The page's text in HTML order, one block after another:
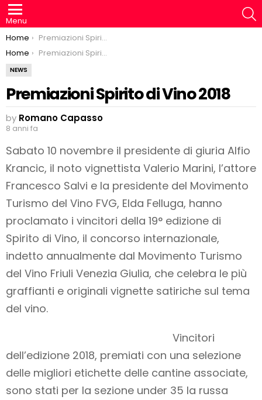
Menu
You are here:
Home
Premiazioni Spirito di Vino 2018
You are here:
Home Premiazioni Spirito di Vino 2018
NEWS
Premiazioni Spirito di Vino 2018
by Romano Capasso
8 anni fa
Sabato 10 novembre il presidente di giuria Alfio
Krancic, il noto vignettista Valerio Marini, l’attore
Francesco Salvi e la presidente del Movimento
Turismo del Vino FVG, Elda Felluga, hanno
proclamato i vincitori della 19° edizione di
Spirito di Vino, il concorso internazionale,
indetto annualmente dal Movimento Turismo
del Vino Friuli Venezia Giulia, che celebra le più
graffianti e originali vignette satiriche sul tema
del vino.
Vincitori
dell’edizione 2018, premiati con una selezione
delle migliori etichette delle cantine associate,
sono stati per la sezione under 35 la russa